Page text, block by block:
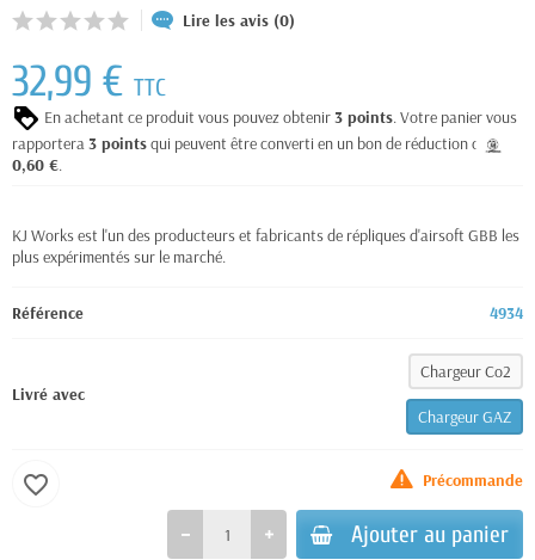
Lire les avis (0)
32,99 € TTC
En achetant ce produit vous pouvez obtenir3 points. Votre panier vous
rapportera3 pointsqui peuvent être converti en un bon de réduction de
0,60 €.
KJ Works est l'un des producteurs et fabricants de répliques d'airsoft GBB les
plus expérimentés sur le marché.
Référence 4934
Livré avec
Chargeur Co2
Chargeur GAZ
Précommande
Ajouter au panier
favorite_border